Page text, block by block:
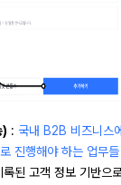
) : 국내 B2B 비즈니스
진행해야 하는 업무들
록된 고객 정보 기반으